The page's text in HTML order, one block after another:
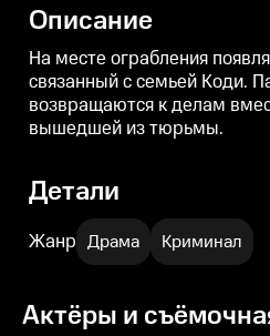
с Коди.
Описание
На месте ограбления
связанный с семьей Коди.
возвращаются к делам
вышедшей из тюрьмы.
Детали
Жанр Драма Криминал
Актёры и